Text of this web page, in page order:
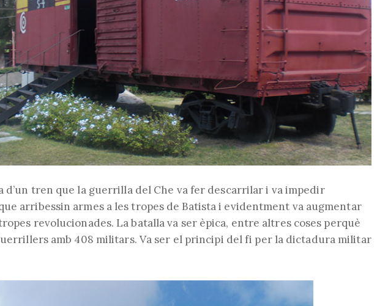
d’un tren que la guerrilla del Che va fer descarrilar i va impedir
arribessin armes a les tropes de Batista i evidentment va augmentar
revolucionades. La batalla va ser èpica, entre altres coses perquè
amb 408 militars. Va ser el principi del fi per la dictadura militar